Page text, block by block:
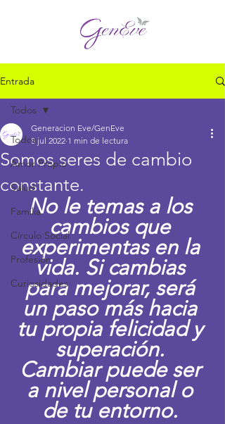
Entrada
Todos
Amor Propio
Salud
Familia
Círculo Social
Profesión
Curiosidades
Todos
Somos seres de cambio
constante.
Generacion Eve/GenEve
8 jul 2022 1 min de lectura
No le temas a los
cambios que
experimentas en la
vida. Si cambias
para mejorar, será
un paso más hacia
tu propia felicidad y
superación.
Cambiar puede ser
a nivel personal o
de tu entorno.